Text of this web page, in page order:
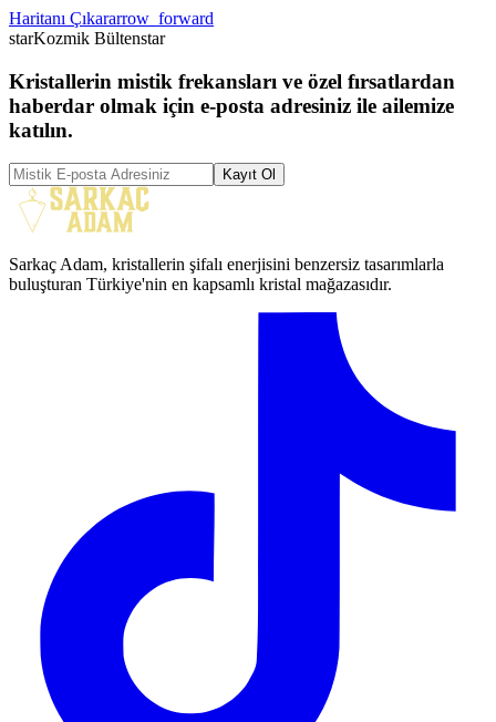
Haritanı Çıkararrow_forward
starKozmik Bültenstar
Kristallerin mistik frekansları ve özel fırsatlardan
haberdar olmak için e-posta adresiniz ile ailemize
katılın.
Kayıt Ol
Sarkaç Adam, kristallerin şifalı enerjisini benzersiz tasarımlarla
buluşturan Türkiye'nin en kapsamlı kristal mağazasıdır.